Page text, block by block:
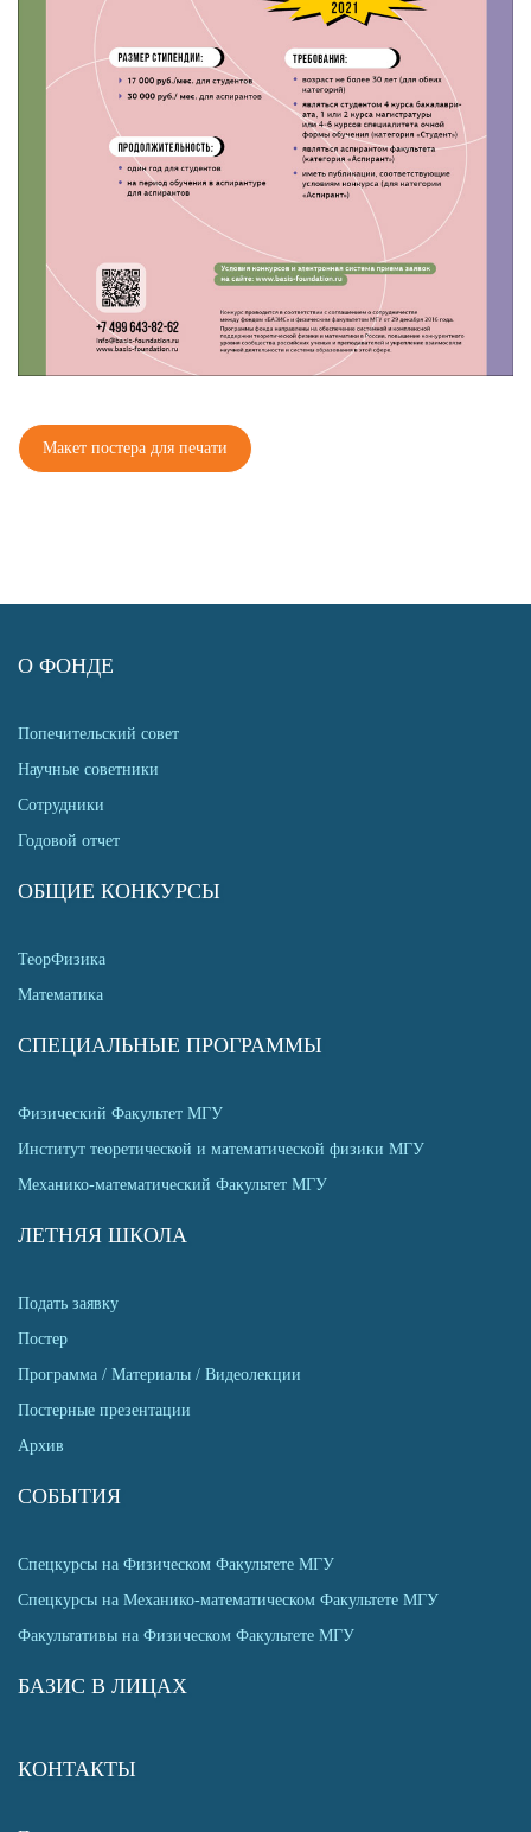
Макет постера для печати
О ФОНДЕ
Попечительский совет
Научные советники
Сотрудники
Годовой отчет
ОБЩИЕ КОНКУРСЫ
ТеорФизика
Математика
СПЕЦИАЛЬНЫЕ ПРОГРАММЫ
Физический Факультет МГУ
Институт теоретической и математической физики МГУ
Механико-математический Факультет МГУ
ЛЕТНЯЯ ШКОЛА
Подать заявку
Постер
Программа / Материалы / Видеолекции
Постерные презентации
Архив
СОБЫТИЯ
Спецкурсы на Физическом Факультете МГУ
Спецкурсы на Механико-математическом Факультете МГУ
Факультативы на Физическом Факультете МГУ
БАЗИС В ЛИЦАХ
КОНТАКТЫ